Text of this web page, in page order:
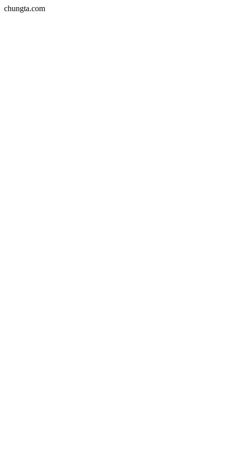
chungta.com